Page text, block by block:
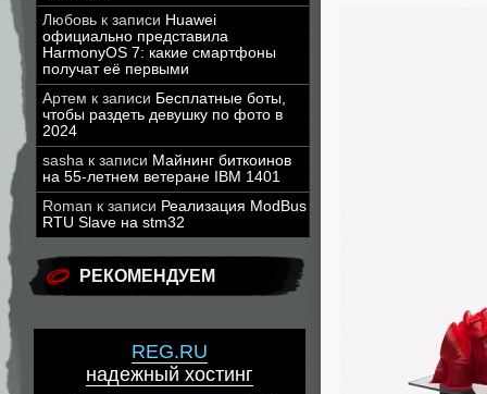
Любовь к записи Huawei
официально представила
HarmonyOS 7: какие смартфоны
получат её первыми
Артем к записи Бесплатные боты,
чтобы раздеть девушку по фото в
2024
sasha к записи Майнинг биткоинов
на 55-летнем ветеране IBM 1401
Roman к записи Реализация ModBus
RTU Slave на stm32
РЕКОМЕНДУЕМ
REG.RU
надежный хостинг